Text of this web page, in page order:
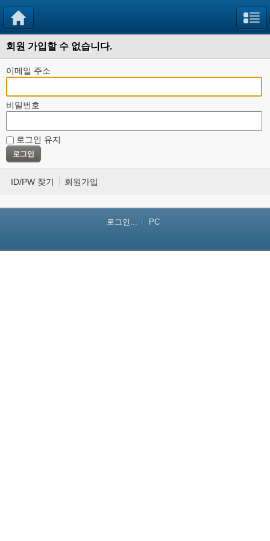
회원 가입할 수 없습니다.
이메일 주소
비밀번호
로그인 유지
ID/PW 찾기 회원가입
로그인... PC